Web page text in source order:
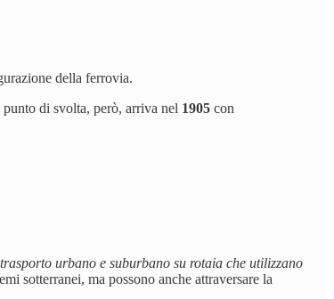
della ferrovia.
di svolta, però, arriva nel 1905 con
urbano e suburbano su rotaia che utilizzano
sotterranei, ma possono anche attraversare la